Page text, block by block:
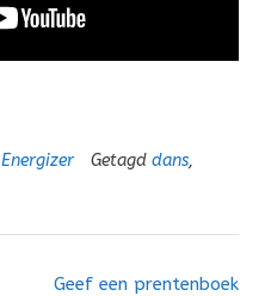
Energizer Getagd dans,
Geef een prentenboek